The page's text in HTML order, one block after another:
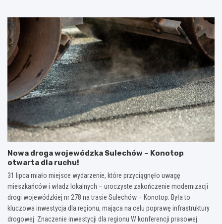
Nowa droga wojewódzka Sulechów – Konotop
otwarta dla ruchu!
31 lipca miało miejsce wydarzenie, które przyciągnęło uwagę
mieszkańców i władz lokalnych – uroczyste zakończenie modernizacji
drogi wojewódzkiej nr 278 na trasie Sulechów – Konotop. Była to
kluczowa inwestycja dla regionu, mająca na celu poprawę infrastruktury
drogowej. Znaczenie inwestycji dla regionu W konferencji prasowej